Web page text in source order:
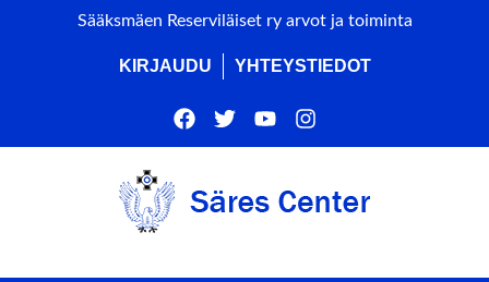
Sääksmäen Reserviläiset ry arvot ja toiminta
KIRJAUDU YHTEYSTIEDOT